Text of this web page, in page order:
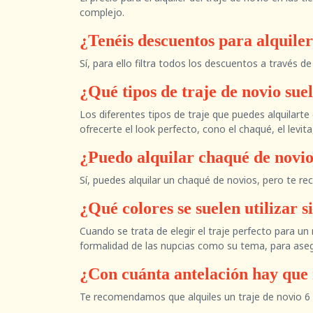
complejo.
¿Tenéis descuentos para
Sí, para ello filtra todos los descuentos a través de
¿Qué tipos de traje de novio
Los diferentes tipos de traje que puedes
ofrecerte el look perfecto, cono el chaqué, el
¿Puedo alquilar chaqué de
Sí, puedes alquilar un chaqué de novios, pero te
¿Qué colores se suelen utilizar
Cuando se trata de elegir el traje perfecto para
formalidad de las nupcias como su tema, para
¿Con cuánta antelación hay
Te recomendamos que alquiles un traje de novio